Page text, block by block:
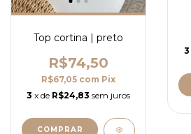
Top cortina | preto
R$74,50
R$67,05 com Pix
3 x de R$24,83 sem juros
COMPRAR
3